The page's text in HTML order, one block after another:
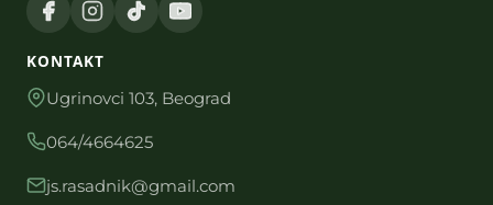
KONTAKT
Ugrinovci 103, Beograd
064/4664625
js.rasadnik@gmail.com